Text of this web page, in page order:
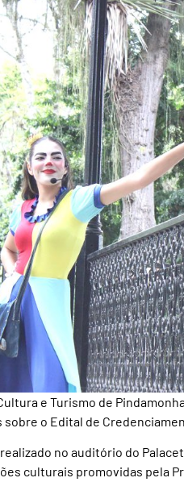
e Turismo de
o Edital de
no auditório do
culturais promovidas pela